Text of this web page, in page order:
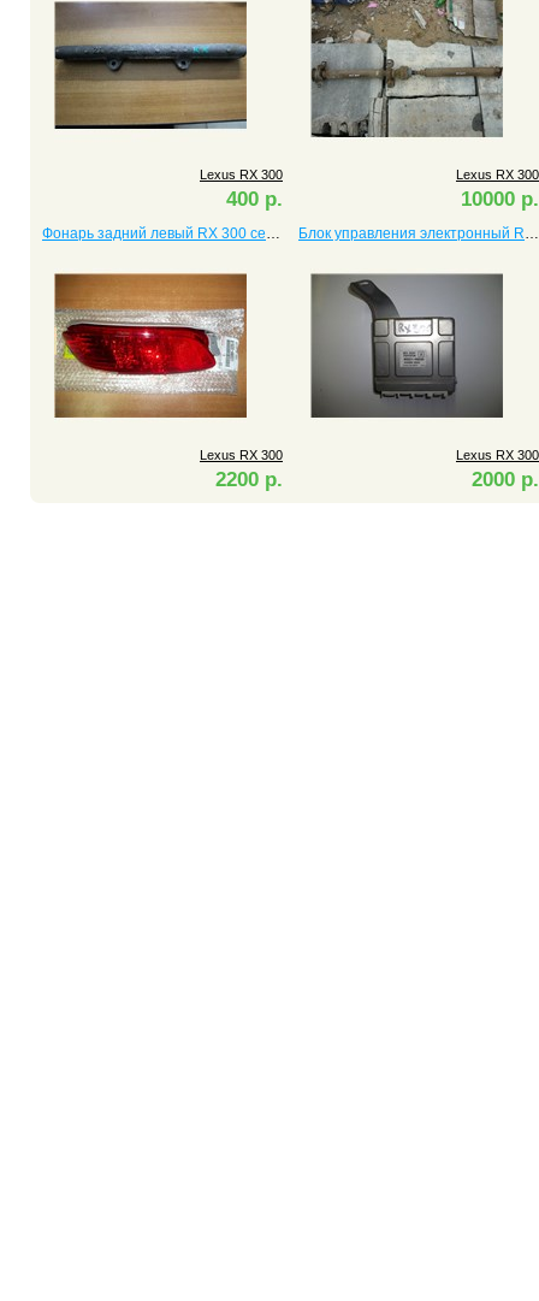
Lexus RX 300
400 р.
Lexus RX 300
10000 р.
Фонарь задний левый RX 300 седан
Lexus RX 300
2200 р.
Блок управления электронный RX 300
Lexus RX 300
2000 р.